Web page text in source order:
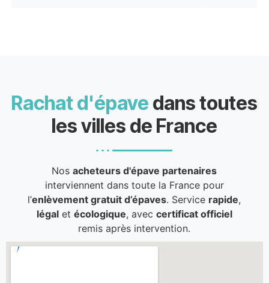
Rachat d'épave dans toutes
les villes de France
Nosacheteurs d'épave partenaires
interviennent dans toute la France pour
l’enlèvement gratuit d’épaves. Service rapide,
légalet écologique, avec certificat officiel
remis après intervention.